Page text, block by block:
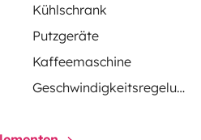
Kühlschrank
Putzgeräte
Kaffeemaschine
Geschwindigkeitsregelung